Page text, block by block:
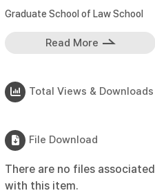
Graduate School of Law School
Read More
Total Views & Downloads
File Download
There are no files associated
with this item.